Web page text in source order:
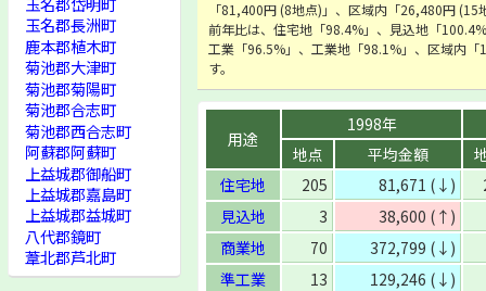
「81,400円 (8地点)」、区域内「26,480円 (15
前年比は、住宅地「98.4%」、見込地「
工業「96.5%」、工業地「98.1%」、区域内「
す。
用途
1998年
地点
平均金額
住宅地
205 81,671 (↓)
見込地
3
38,600 (↑)
商業地
70
372,799 (↓)
準工業
13
129,246 (↓)
玉名郡長洲町
鹿本郡植木町
菊池郡大津町
菊池郡菊陽町
菊池郡合志町
菊池郡西合志町
阿蘇郡阿蘇町
上益城郡御船町
上益城郡嘉島町
上益城郡益城町
八代郡鏡町
葦北郡芦北町